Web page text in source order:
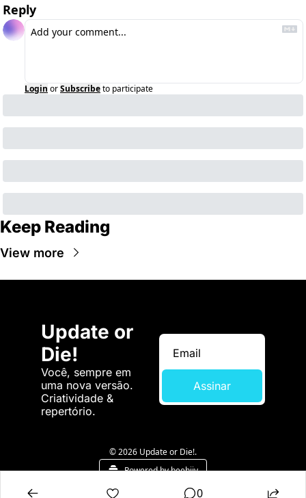
Reply
Login orSubscribeto participate
Keep Reading
View more
Update or
Die!
Você, sempre em
uma nova versão.
Criatividade &
repertório.
Assinar
© 2026 Update or Die!.
Powered by beehiiv
0